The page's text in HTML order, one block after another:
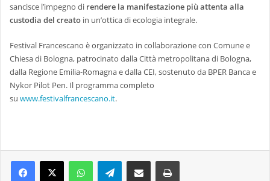
sancisce l’impegno di rendere la manifestazione più attenta alla
custodia del creato in un’ottica di ecologia integrale.
Festival Francescano è organizzato in collaborazione con Comune e
Chiesa di Bologna, patrocinato dalla Città metropolitana di Bologna,
dalla Regione Emilia-Romagna e dalla CEI, sostenuto da BPER Banca e
Nykor Pilot Pen. Il programma completo
su www.festivalfrancescano.it.
Telegram